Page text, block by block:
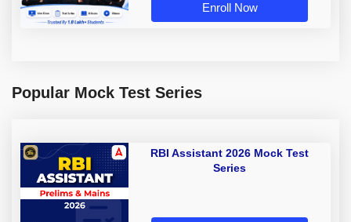
Enroll Now
Popular Mock Test Series
RBI Assistant 2026 Mock Test
Series